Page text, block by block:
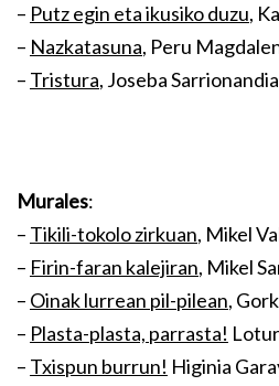
– Putz egin eta ikusiko duzu,
– Nazkatasuna, Peru
– Tristura, Joseba
Murales:
– Tikili-tokolo zirkuan, Mikel
– Firin-faran kalejiran, Mikel
– Oinak lurrean pil-pilean,
– Plasta-plasta, parrasta!
– Txispun burrun! Higinia